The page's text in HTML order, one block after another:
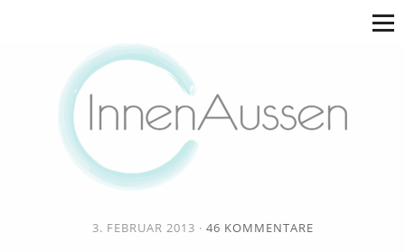
3. FEBRUAR 2013 · 46 KOMMENTARE